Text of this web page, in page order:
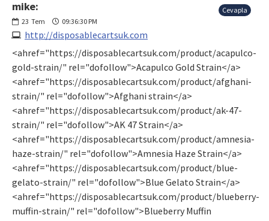
mike:
23 Tem 09:36:30 PM
http://disposablecartsuk.com
Cevapla
<ahref="https://disposablecartsuk.com/product/acapulco-
gold-strain/" rel="dofollow">Acapulco Gold Strain</a>
<ahref="https://disposablecartsuk.com/product/afghani-
strain/" rel="dofollow">Afghani strain</a>
<ahref="https://disposablecartsuk.com/product/ak-47-
strain/" rel="dofollow">AK 47 Strain</a>
<ahref="https://disposablecartsuk.com/product/amnesia-
haze-strain/" rel="dofollow">Amnesia Haze Strain</a>
<ahref="https://disposablecartsuk.com/product/blue-
gelato-strain/" rel="dofollow">Blue Gelato Strain</a>
<ahref="https://disposablecartsuk.com/product/blueberry-
muffin-strain/" rel="dofollow">Blueberry Muffin